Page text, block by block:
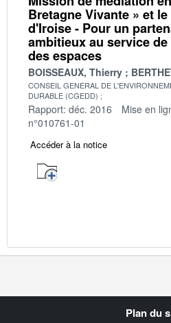
Bretagne Vivante » et
d'Iroise - Pour un
ambitieux au service
des espaces
BOISSEAUX, Thierry
CONSEIL GENERAL DE
DURABLE (CGEDD)
Rapport: déc. 2016 Mise en
n°010761-01
Accéder à la notice
Plan du